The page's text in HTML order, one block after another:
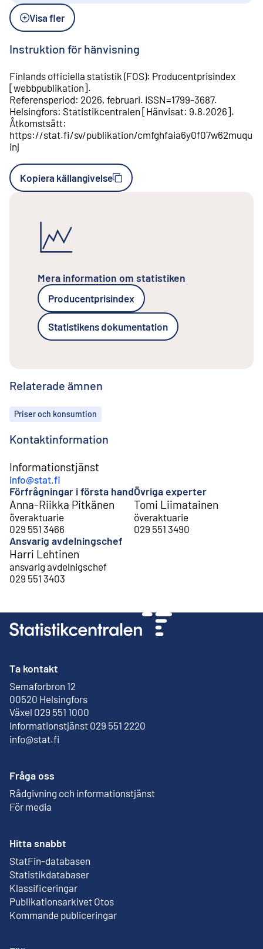
Visa fler
Instruktion för hänvisning
Finlands officiella statistik (FOS): Producentprisindex
[webbpublikation].
Referensperiod: 2026, februari. ISSN=1799-3687.
Helsingfors: Statistikcentralen [Hänvisat: 9.8.2026].
Åtkomstsätt:
https://stat.fi/sv/publikation/cmfghfaia6y0f07w62muqu
inj
Kopiera källangivelse
Mera information om statistiken
Producentprisindex
Statistikens dokumentation
Relaterade ämnen
Ämnen
Priser och konsumtion
Kontaktinformation
Informationstjänst
info@stat.fi
Förfrågningar i första hand
Anna-Riikka Pitkänen
överaktuarie
029 551 3466
Övriga experter
Tomi Liimatainen
överaktuarie
029 551 3490
Ansvarig avdelningschef
Harri Lehtinen
ansvarig avdelnigschef
029 551 3403
Ta kontakt
Semaforbron 12
00520 Helsingfors
Extern länk
Växel 029 551 1000
Informationstjänst 029 551 2220
info@stat.fi
Fråga oss
Rådgivning och informationstjänst
För media
Hitta snabbt
StatFin-databasen
Extern länk
Statistikdatabaser
Klassificeringar
Publikationsarkivet Otos
Extern länk
Kommande publiceringar